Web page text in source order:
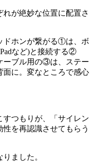
が絶妙な位置に配置さ
ホンが繋がる①は、ボ
など)と接続する②
ーブル用の③は、ステー
面に。変なところで感心
すつもりが、「サイレン
性を再認識させてもらう
ました。